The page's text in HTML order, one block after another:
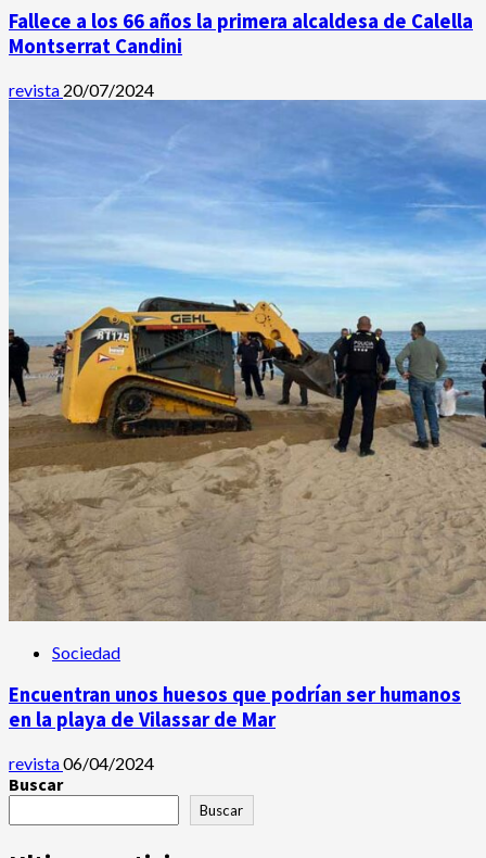
Fallece a los 66 años la primera alcaldesa de Calella
Montserrat Candini
revista 20/07/2024
Sociedad
Encuentran unos huesos que podrían ser humanos
en la playa de Vilassar de Mar
revista06/04/2024
Buscar
Buscar